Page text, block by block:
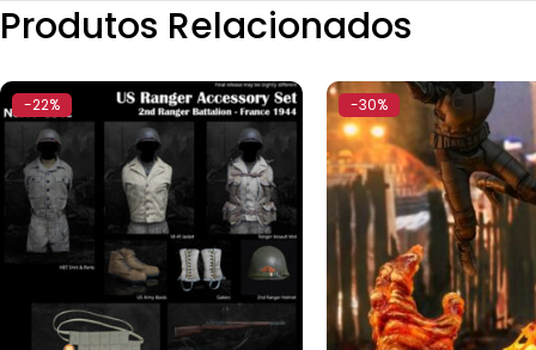
Produtos Relacionados
-22% -30%